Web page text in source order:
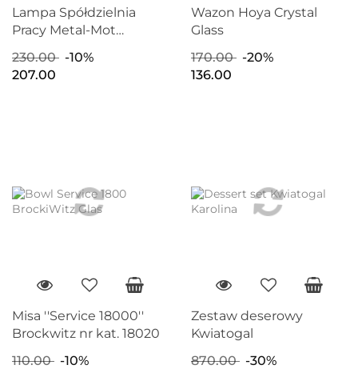
Lampa Spółdzielnia
Pracy Metal-Mot
230.00
-10%
207.00
Wazon Hoya Crystal
Glass
170.00
-20%
136.00
Misa ''Service 18000''
Brockwitz nr kat. 18020
110.00
-10%
Zestaw deserowy
Kwiatogal
870.00
-30%